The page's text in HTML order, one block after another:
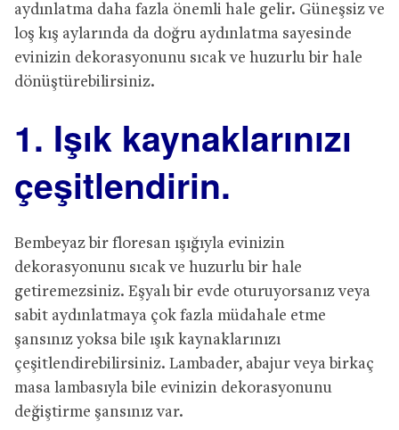
aydınlatma daha fazla önemli hale gelir. Güneşsiz ve
loş kış aylarında da doğru aydınlatma sayesinde
evinizin dekorasyonunu sıcak ve huzurlu bir hale
dönüştürebilirsiniz.
1. Işık kaynaklarınızı
çeşitlendirin.
Bembeyaz bir floresan ışığıyla evinizin
dekorasyonunu sıcak ve huzurlu bir hale
getiremezsiniz. Eşyalı bir evde oturuyorsanız veya
sabit aydınlatmaya çok fazla müdahale etme
şansınız yoksa bile ışık kaynaklarınızı
çeşitlendirebilirsiniz. Lambader, abajur veya birkaç
masa lambasıyla bile evinizin dekorasyonunu
değiştirme şansınız var.